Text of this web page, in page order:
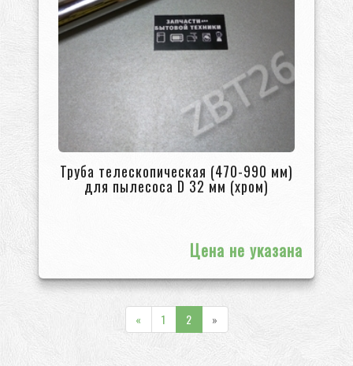
Труба телескопическая (470-990 мм)
для пылесоса D 32 мм (хром)
Цена не указана
« 1 2 »